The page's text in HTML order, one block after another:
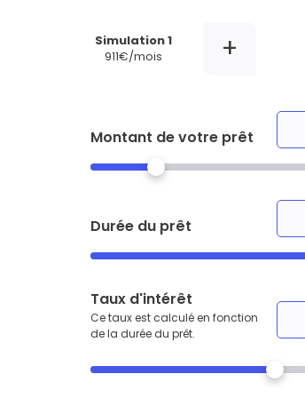
Profitez de notre
Simulation 1
911€/mois
+
Montant de votre prêt
Durée du prêt
Taux d'intérêt
Ce taux est calculé en fonction
de la durée du prêt.